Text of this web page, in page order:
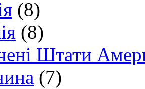
(8)
(8)
Штати
(7)